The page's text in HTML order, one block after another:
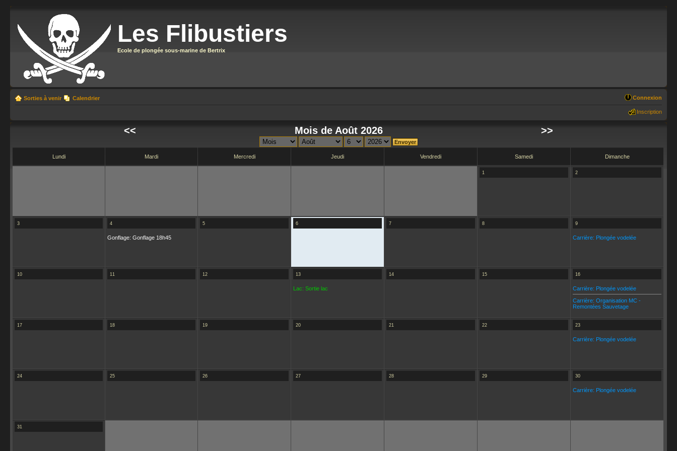
Les Flibustiers
Ecole de plongée sous-marine de Bertrix
Sorties à venir Calendrier Connexion
Inscription
<< Mois de Août 2026 >>
Lundi Mardi Mercredi Jeudi Vendredi Samedi Dimanche
1 2
3 4
Gonflage: Gonflage 18h45
5 6 7 8 9
Carrière: Plongée vodelée
10 11 12 13
Lac: Sortie lac
14 15 16
Carrière: Plongée vodelée
Carrière: Organisation MC -
Remontées Sauvetage
17 18 19 20 21 22 23
Carrière: Plongée vodelée
24 25 26 27 28 29 30
Carrière: Plongée vodelée
31